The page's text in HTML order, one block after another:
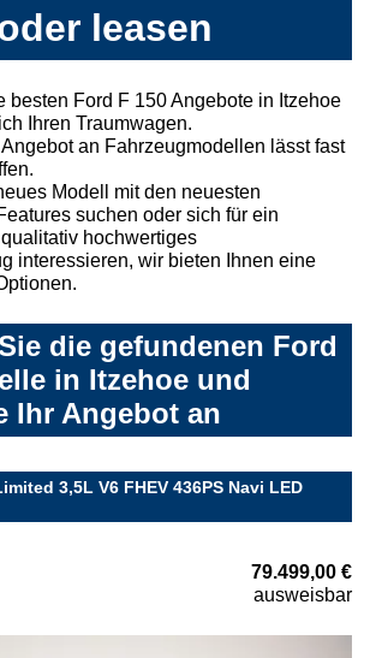
leasen
besten Ford F 150 Angebote in Itzehoe
Ihren Traumwagen.
an Fahrzeugmodellen lässt fast
Modell mit den neuesten
suchen oder sich für ein
hochwertiges
interessieren, wir bieten Ihnen eine
die gefundenen Ford
in Itzehoe und
Ihr Angebot an
3,5L V6 FHEV 436PS Navi LED
79.499,00 €
ausweisbar